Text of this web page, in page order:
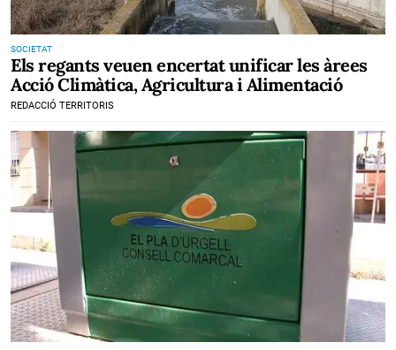
SOCIETAT
Els regants veuen encertat unificar les àrees
Acció Climàtica, Agricultura i Alimentació
REDACCIÓ TERRITORIS